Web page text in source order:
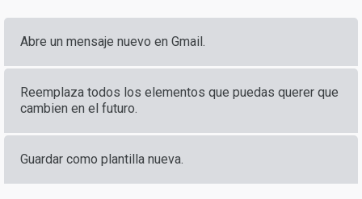
Abre un mensaje nuevo en Gmail.
Reemplaza todos los elementos que puedas querer que
cambien en el futuro.
Guardar como plantilla nueva.